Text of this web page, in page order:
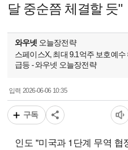
달 중순쯤 체결할 듯"
와우넷 오늘장전략
스페이스X, 최대 9.1억주 보호예수
급등 - 와우넷 오늘장전략
입력2026-06-06 10:35
구독
인도 "미국과 1단계 무역 협